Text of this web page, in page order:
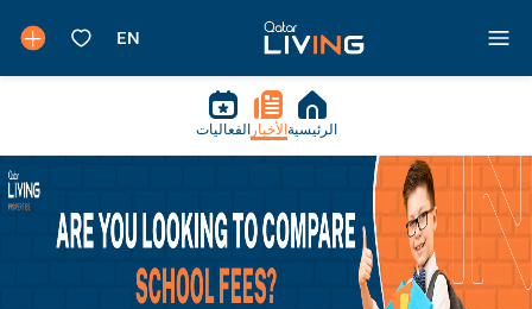
الرئيسية الأخبار الفعاليات